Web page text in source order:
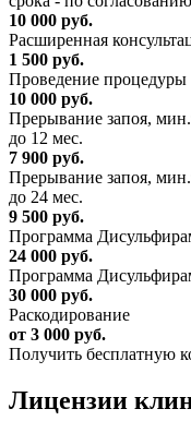
10 000 руб.
Расширенная
1 500 руб.
Проведение процедуры
10 000 руб.
Прерывание запоя,
до 12 мес.
7 900 руб.
Прерывание запоя,
до 24 мес.
9 500 руб.
Программа
24 000 руб.
Программа
30 000 руб.
Раскодирование
от 3 000 руб.
Получить бесплатную
Лицензии